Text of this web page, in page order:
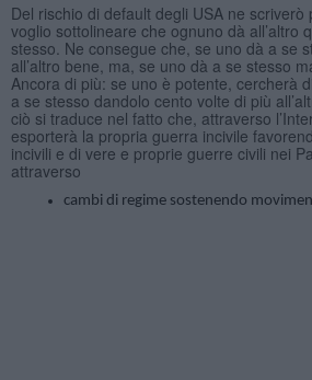
Del rischio di default degli USA ne scriverò
voglio sottolineare che ognuno dà all’altro
stesso. Ne consegue che, se uno dà a se
all’altro bene, ma, se uno dà a se stesso
Ancora di più: se uno è potente, cercherà
a se stesso dandolo cento volte di più
ciò si traduce nel fatto che, attraverso
esporterà la propria guerra incivile
incivili e di vere e proprie guerre civili nei
attraverso
cambi di regime sostenendo